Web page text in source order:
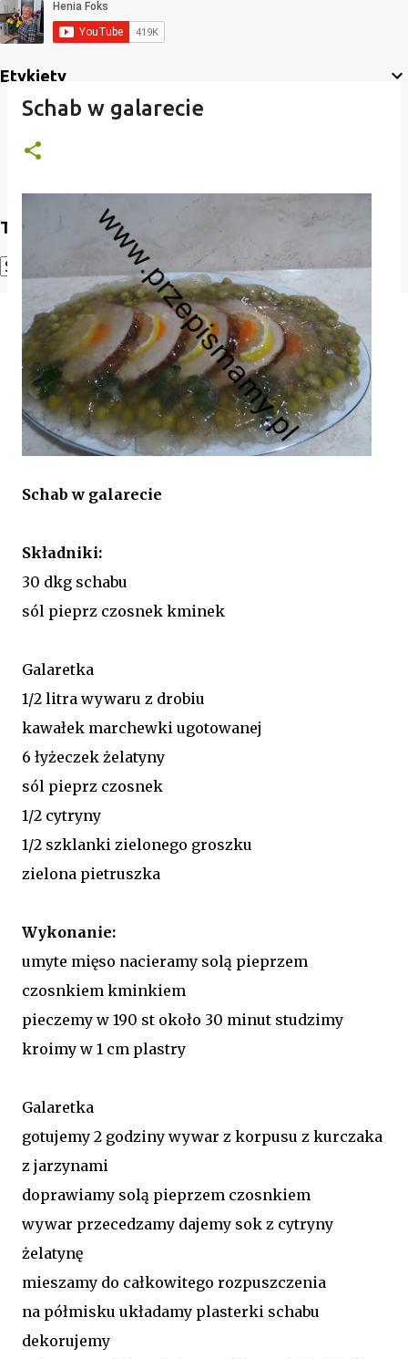
Etykiety
Translate
Powered by Translate
Schab w galarecie
Schab w galarecie
Składniki:
30 dkg schabu
sól pieprz czosnek kminek
Galaretka
1/2 litra wywaru z drobiu
kawałek marchewki ugotowanej
6 łyżeczek żelatyny
sól pieprz czosnek
1/2 cytryny
1/2 szklanki zielonego groszku
zielona pietruszka
Wykonanie:
umyte mięso nacieramy solą pieprzem
czosnkiem kminkiem
pieczemy w 190 st około 30 minut studzimy
kroimy w 1 cm plastry
Galaretka
gotujemy 2 godziny wywar z korpusu z kurczaka
z jarzynami
doprawiamy solą pieprzem czosnkiem
wywar przecedzamy dajemy sok z cytryny
żelatynę
mieszamy do całkowitego rozpuszczenia
na półmisku układamy plasterki schabu
dekorujemy